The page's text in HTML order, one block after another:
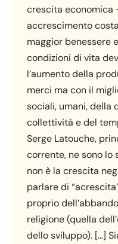
crescita economica
accrescimento
maggior benessere
condizioni di vita
l’aumento della
merci ma con il
sociali, umani, della
collettività e del
Serge Latouche,
corrente, ne sono lo
non è la crescita
parlare di
proprio
religione (quella
dello sviluppo). […]